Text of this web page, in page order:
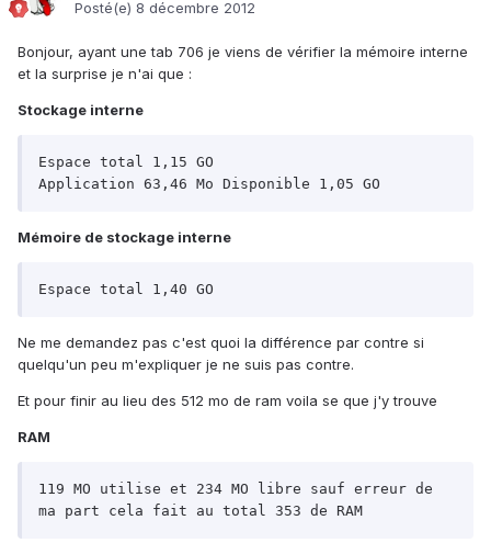
Posté(e) 8 décembre 2012
Bonjour, ayant une tab 706 je viens de vérifier la mémoire interne
et la surprise je n'ai que :
Stockage interne
Espace total 1,15 GO
Application 63,46 Mo Disponible 1,05 GO
Mémoire de stockage interne
Espace total 1,40 GO
Ne me demandez pas c'est quoi la différence par contre si
quelqu'un peu m'expliquer je ne suis pas contre.
Et pour finir au lieu des 512 mo de ram voila se que j'y trouve
RAM
119 MO utilise et 234 MO libre sauf erreur de
ma part cela fait au total 353 de RAM